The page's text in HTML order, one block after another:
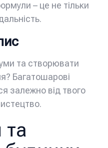
– це не тільки
та створювати
Багатошарові
залежно від твого
та